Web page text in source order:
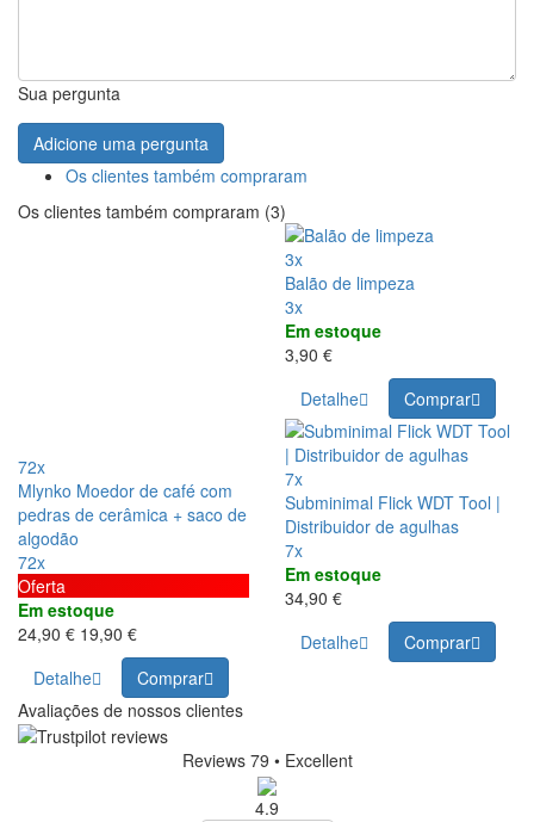
Sua pergunta
Adicione uma pergunta
Os clientes também compraram
Os clientes também compraram (3)
72x
Mlynko Moedor de café com
pedras de cerâmica + saco de
algodão
72x
Oferta
Em estoque
24,90 € 19,90 €
Detalhe
Comprar
3x
Balão de limpeza
3x
Em estoque
3,90 €
Detalhe
Comprar
7x
Subminimal Flick WDT Tool |
Distribuidor de agulhas
7x
Em estoque
34,90 €
Detalhe
Comprar
Avaliações de nossos clientes
Reviews 79 • Excellent
4.9